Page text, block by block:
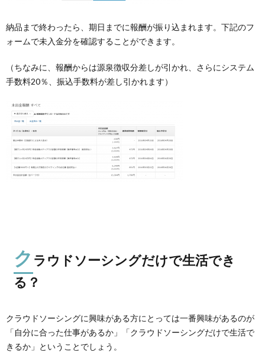
納品まで終わったら、期日までに報酬が振り込まれます。下記のフ
ォームで未入金分を確認することができます。
（ちなみに、報酬からは源泉徴収分差しが引かれ、さらにシステム
手数料20％、振込手数料が差し引かれます）
ク ラウドソーシングだけで生活でき
る？
クラウドソーシングに興味がある方にとっては一番興味があるのが
「自分に合った仕事があるか」「クラウドソーシングだけで生活で
きるか」ということでしょう。